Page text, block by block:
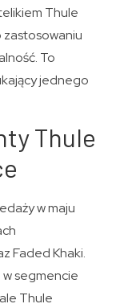
Thule
zastosowaniu
To
jednego
Thule
w maju
Faded Khaki.
segmencie
Thule